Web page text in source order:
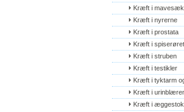
Kræft i
Kræft i nyrerne
Kræft i prostata
Kræft i spiserøret
Kræft i struben
Kræft i testikler
Kræft i tyktarm
Kræft i
Kræft i